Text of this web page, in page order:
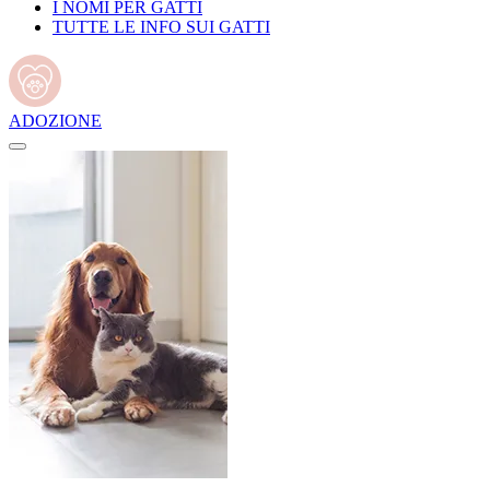
I NOMI PER GATTI
TUTTE LE INFO SUI GATTI
ADOZIONE